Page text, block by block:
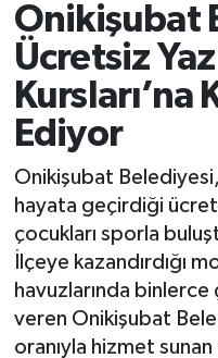
Onikişubat
Ücretsiz
Kursları’na
Ediyor
Onikişubat
hayata geçirdiği
çocukları sporla
İlçeye kazandırdığı
havuzlarında
veren Onikişubat
oranıyla hizmet
Gündem
Magazin
Politika
Sağlık
Spor
Tarih - Kültür -
Tüm Manşetler
Son Dakika
Haber Arşivi